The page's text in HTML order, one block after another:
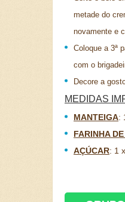
metade do
novamente e
Coloque a 3ª
com o
Decore a
MEDIDAS
MANTEIGA:
FARINHA
AÇÚCAR: 1